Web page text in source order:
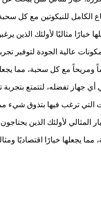
مثاليًا لأولئك الذين
عالية الجودة لتوفير
ومريحاً مع كل سحبة، مما
أي جهاز تفضله، لتتمتع
التي ترغب فيها بتذوق